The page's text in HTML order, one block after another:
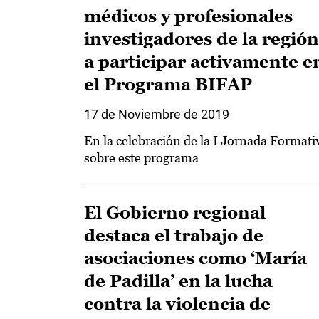
médicos y profesionales
investigadores de la región
a participar activamente
el Programa BIFAP
17 de Noviembre de 2019
En la celebración de la I Jornada
sobre este programa
El Gobierno regional
destaca el trabajo de
asociaciones como ‘María
de Padilla’ en la lucha
contra la violencia de